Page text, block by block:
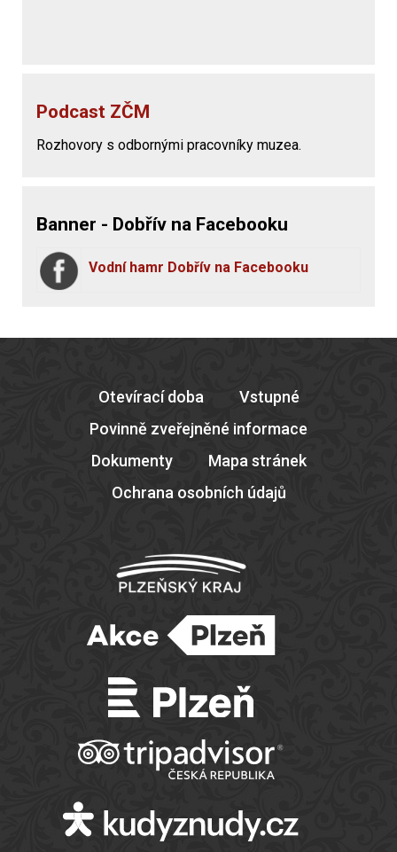
Podcast ZČM
Rozhovory s odbornými pracovníky muzea.
Banner - Dobřív na Facebooku
Vodní hamr Dobřív na Facebooku
Otevírací doba
Vstupné
Povinně zveřejněné informace
Dokumenty
Mapa stránek
Ochrana osobních údajů